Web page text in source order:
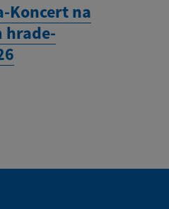
Koncert na
hrade-